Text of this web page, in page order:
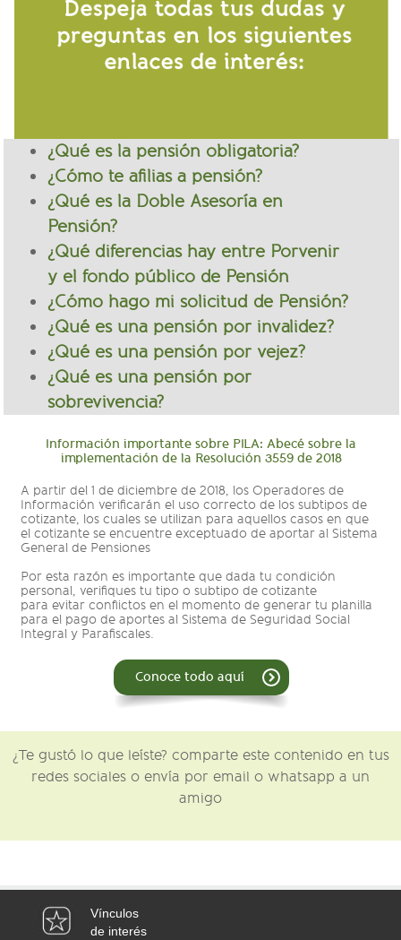
¿Qué es la pensión obligatoria?
¿Cómo te afilias a pensión?
¿Qué es la Doble Asesoría en
Pensión?
¿Qué diferencias hay entre Porvenir
y el fondo público de Pensión
¿Cómo hago mi solicitud de Pensión?
¿Qué es una pensión por invalidez?
¿Qué es una pensión por vejez?
¿Qué es una pensión por
sobrevivencia?
Información importante sobre PILA: Abecé sobre la
implementación de la Resolución 3559 de 2018
A partir del 1 de diciembre de 2018, los Operadores de
Información verificarán el uso correcto de los subtipos de
cotizante, los cuales se utilizan para aquellos casos en que
el cotizante se encuentre exceptuado de aportar al Sistema
General de Pensiones
Por esta razón es importante que dada tu condición
personal, verifiques tu tipo o subtipo de cotizante
para evitar conflictos en el momento de generar tu planilla
para el pago de aportes al Sistema de Seguridad Social
Integral y Parafiscales.
Conoce todo aquí
¿Te gustó lo que leíste? comparte este contenido en tus
redes sociales o envía por email o whatsapp a un
amigo
Vínculos
de interés